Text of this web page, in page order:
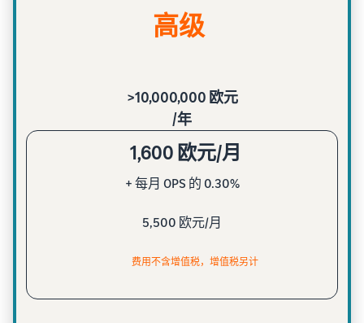
高级
>10,000,000 欧元
/年
1,600 欧元/月
+ 每月 OPS 的 0.30%
5,500 欧元/月
费用不含增值税，增值税另计